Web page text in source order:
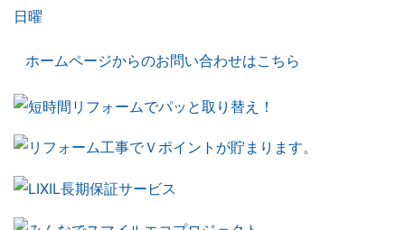
ホームページからのお問い合わせはこちら